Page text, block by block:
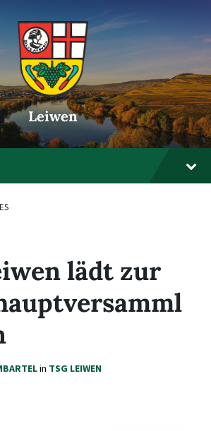
Leiwen
lädt zur
in TSG LEIWEN